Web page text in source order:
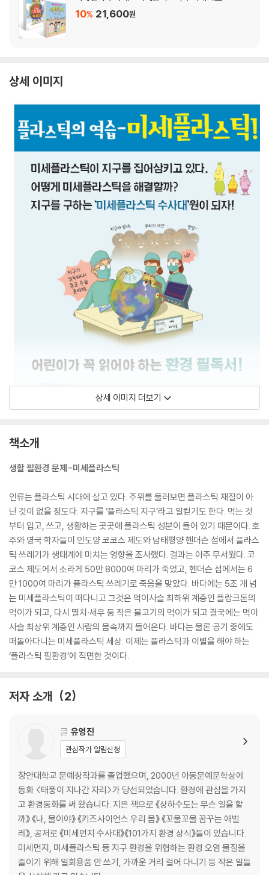
10% 21,600원
상세 이미지
상세 이미지 더보기
책소개
생활 필환경 문제-미세플라스틱
인류는 플라스틱 시대에 살고 있다. 주위를 둘러보면 플라스틱 재질이 아
닌 것이 없을 정도다. 지구를 ‘플라스틱 지구’라고 일컫기도 한다. 먹는 것
부터 입고, 쓰고, 생활하는 곳곳에 플라스틱 성분이 들어 있기 때문이다. 호
주와 영국 학자들이 인도양 코코스 제도와 남태평양 헨더슨 섬에서 플라스
틱 쓰레기가 생태계에 미치는 영향을 조사했다. 결과는 아주 무서웠다. 코
코스 제도에서 소라게 50만 8000여 마리가 죽었고, 헨더슨 섬에서는 6
만 1000여 마리가 플라스틱 쓰레기로 죽음을 맞았다. 바다에는 5조 개 넘
는 미세플라스틱이 떠다니고 그것은 먹이사슬 최하위 계층인 플랑크톤의
먹이가 되고, 다시 멸치·새우 등 작은 물고기의 먹이가 되고 결국에는 먹이
사슬 최상위 계층인 사람의 몸속까지 들어온다. 바다는 물론 공기 중에도
떠돌아다니는 미세플라스틱 세상. 이제는 플라스틱과 이별을 해야 하는
‘플라스틱 필환경’에 직면한 것이다.
저자 소개 2
글 유영진
관심작가 알림신청
장안대학교 문예창작과를 졸업했으며, 2000년 아동문예문학상에
동화 <태풍이 지나간 자리>가 당선되었습니다. 환경에 관심을 가지
고 환경동화를 써 왔습니다. 지은 책으로 《상하수도는 무슨 일을 할
까》 《나, 물이야》 《키즈사이언스 우리 몸》 《꼬물꼬물 꿈꾸는 애벌
레》, 공저로 《미세먼지 수사대》《101가지 환경 상식》들이 있습니다.
미세먼지, 미세플라스틱 등 지구 환경을 위협하는 환경 오염 물질을
줄이기 위해 일회용품 안 쓰기, 가까운 거리 걸어 다니기 등 작은 일들